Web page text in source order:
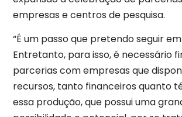
empresas e centros de pesquisa.
“É um passo que pretendo seguir
Entretanto, para isso, é necessário
parcerias com empresas que
recursos, tanto financeiros quanto
essa produção, que possui uma